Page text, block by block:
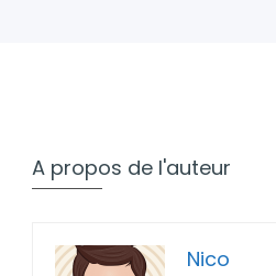
A propos de l'auteur
Nico